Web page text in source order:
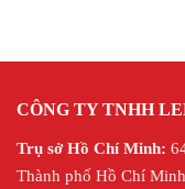
CÔNG TY TNHH
Trụ sở Hồ Chí Minh:
Thành phố Hồ Chí